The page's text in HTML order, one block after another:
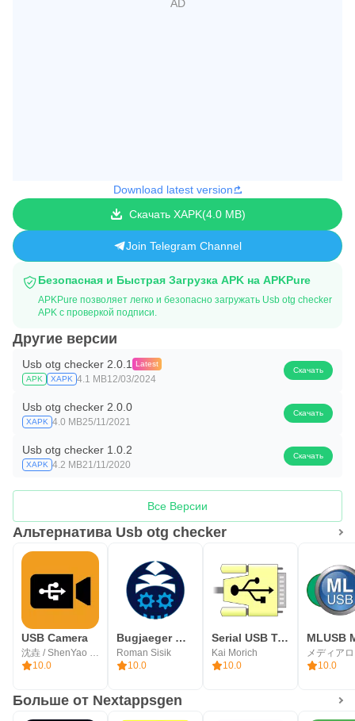
Download latest version
Скачать XAPK 4.0 MB
Join Telegram Channel
Безопасная и Быстрая Загрузка APK на APKPure
APKPure позволяет легко и безопасно загружать Usb otg checker
APK с проверкой подписи.
Другие версии
Usb otg checker 2.0.1
Latest
APK
XAPK 4.1 MB12/03/2024
Скачать
Usb otg checker 2.0.0
XAPK 4.0 MB25/11/2021
Скачать
Usb otg checker 1.0.2
XAPK 4.2 MB21/11/2020
Скачать
Все Версии
Альтернатива Usb otg checker
USB Camera
沈垚 / ShenYao China
10.0
Bugjaeger Mobile ADB - USB OTG
Roman Sisik
10.0
Serial USB Terminal
Kai Morich
10.0
10.0
Больше от Nextappsgen